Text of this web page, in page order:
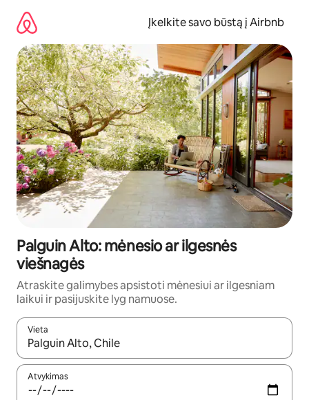
turinio
Įkelkite savo būstą į Airbnb
Palguin Alto: mėnesio ar ilgesnės
viešnagės
Atraskite galimybes apsistoti mėnesiui ar ilgesniam
laikui ir pasijuskite lyg namuose.
Vieta
Kai pasirodys paieškos rezultatai, juos naršyti galite
Atvykimas